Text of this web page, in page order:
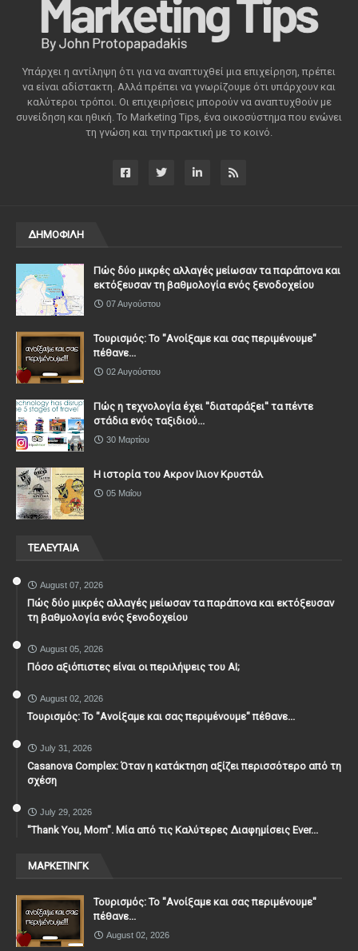
Υπάρχει η αντίληψη ότι για να αναπτυχθεί μια επιχείρηση, πρέπει
να είναι αδίστακτη. Αλλά πρέπει να γνωρίζουμε ότι υπάρχουν και
καλύτεροι τρόποι. Οι επιχειρήσεις μπορούν να αναπτυχθούν με
συνείδηση ​​και ηθική. Το Marketing Tips, ένα οικοσύστημα που ενώνει
τη γνώση και την πρακτική με το κοινό.
ΔΗΜΟΦΙΛΗ
Πώς δύο μικρές αλλαγές μείωσαν τα παράπονα και
εκτόξευσαν τη βαθμολογία ενός ξενοδοχείου
07 Αυγούστου
Τουρισμός: Το "Ανοίξαμε και σας περιμένουμε"
πέθανε...
02 Αυγούστου
Πώς η τεχνολογία έχει ''διαταράξει'' τα πέντε
στάδια ενός ταξιδιού...
30 Μαρτίου
Η ιστορία του Ακρον Ιλιον Κρυστάλ
05 Μαΐου
ΤΕΛΕΥΤΑΙΑ
August 07, 2026
Πώς δύο μικρές αλλαγές μείωσαν τα παράπονα και εκτόξευσαν
τη βαθμολογία ενός ξενοδοχείου
August 05, 2026
Πόσο αξιόπιστες είναι οι περιλήψεις του ΑΙ;
August 02, 2026
Τουρισμός: Το "Ανοίξαμε και σας περιμένουμε" πέθανε...
July 31, 2026
Casanova Complex: Όταν η κατάκτηση αξίζει περισσότερο από τη
σχέση
July 29, 2026
"Thank You, Mοm". Μία από τις Καλύτερες Διαφημίσεις Ever...
ΜΑΡΚΕΤΙΝΓΚ
Τουρισμός: Το "Ανοίξαμε και σας περιμένουμε"
πέθανε...
August 02, 2026